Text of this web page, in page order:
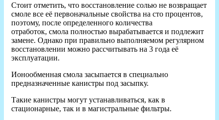
Стоит отметить, что восстановление солью не возвращает
смоле все её первоначальные свойства на сто процентов,
поэтому, после определенного количества
отработок, смола полностью вырабатывается и подлежит
замене. Однако при правильно выполняемом регулярном
восстановлении можно рассчитывать на 3 года её
эксплуатации.
Ионообменная смола засыпается в специально
предназначенные канистры под засыпку.
Такие канистры могут устанавливаться, как в
стационарные, так и в магистральные фильтры.